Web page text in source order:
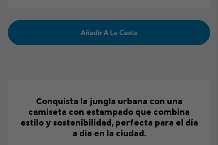
Añadir A La Cesta
Conquista la jungla urbana con una
camiseta con estampado que combina
estilo y sostenibilidad, perfecta para el día
a día en la ciudad.